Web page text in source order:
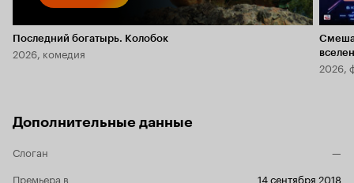
Последний богатырь. Колобок
2026, комедия
2026,
Дополнительные данные
Слоган
—
Премьера в
14 сентября 2018